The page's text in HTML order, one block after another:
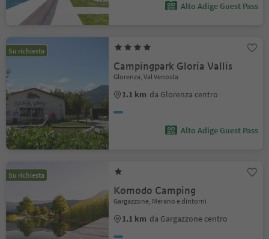
Alto Adige Guest Pass
Su richiesta
Campingpark Gloria Vallis
Glorenza, Val Venosta
1.1 km da Glorenza centro
Alto Adige Guest Pass
Su richiesta
Komodo Camping
Gargazzone, Merano e dintorni
1.1 km da Gargazzone centro